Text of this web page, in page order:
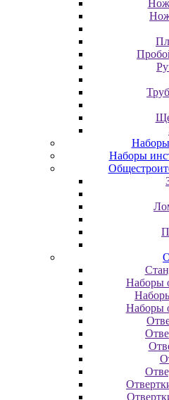
Наборы
Наборы
Наборы